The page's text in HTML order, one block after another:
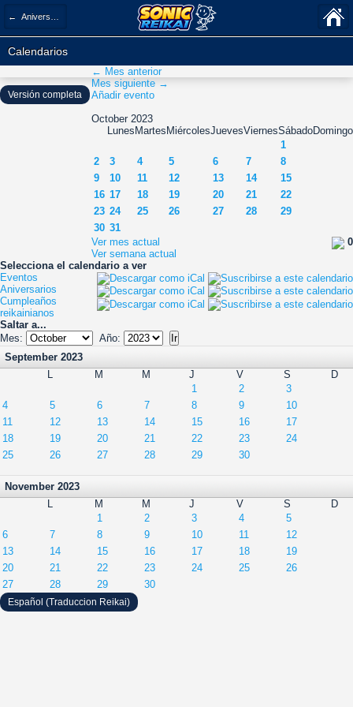
← Aniversarios
Calendarios
← Mes anterior
Mes siguiente →
Añadir evento
October 2023
Lunes Martes MiércolesJuevesViernesSábadoDomingo
1
2
3 4 5 6 7
8
9
10 11 12 13 14
15
16 17 18 19 20 21
22
23 24 25 26 27 28
29
30 31
0
Ver mes actual
Ver semana actual
Selecciona el calendario a ver
Eventos
Aniversarios
Cumpleaños
reikainianos
Saltar a...
Mes:
Año:
September 2023
L
M M J V S
D
1
2
3
4
5 6 7 8 9
10
11
12 13 14 15 16
17
18
19 20 21 22 23
24
25
26 27 28 29 30
November 2023
L
M M J V S
D
1
2 3 4
5
6
7 8 9 10 11
12
13
14 15 16 17 18
19
20
21 22 23 24 25
26
27
28 29 30
Versión completa
Español (Traduccion Reikai)